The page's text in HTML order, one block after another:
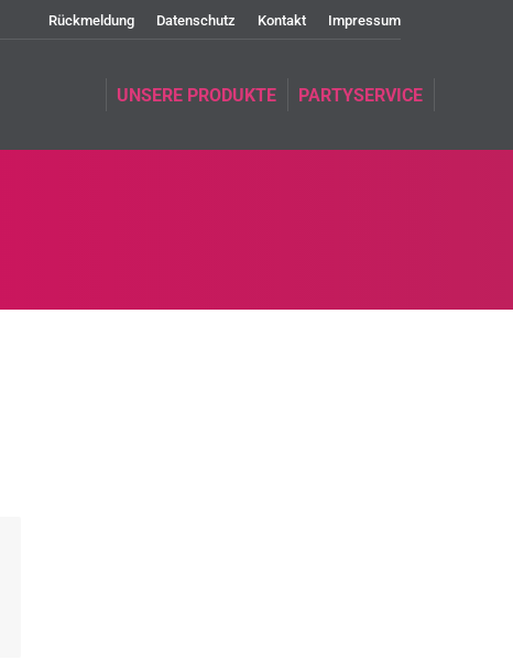
Rückmeldung Datenschutz Kontakt Impressum
UNSERE PRODUKTE PARTYSERVICE